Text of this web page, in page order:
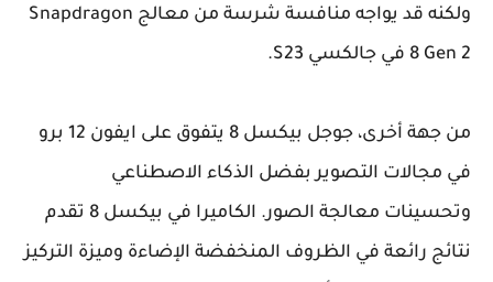
ولكنه قد يواجه منافسة شرسة من معالج Snapdragon
8 Gen 2 في جالكسي S23.
من جهة أخرى، جوجل بيكسل 8 يتفوق على ايفون 12 برو
في مجالات التصوير بفضل الذكاء الاصطناعي
وتحسينات معالجة الصور. الكاميرا في بيكسل 8 تقدم
نتائج رائعة في الظروف المنخفضة الإضاءة وميزة التركيز